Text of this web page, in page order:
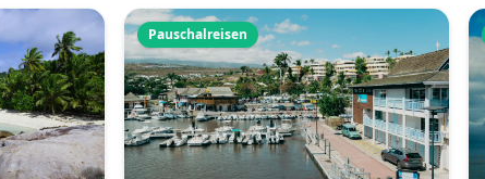
Pauschalreisen